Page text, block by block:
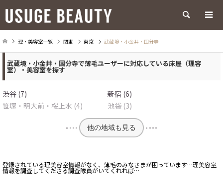
検索
理・美容室一覧 関東 東京 武蔵境・小金井・国分寺
武蔵境・小金井・国分寺で薄毛ユーザーに対応している床屋（理容
室）・美容室を探す
渋谷 (7)
新宿 (6)
笹塚・明大前・桜上水 (4)
池袋 (3)
他の地域も見る
登録されている理美容室情報がなく、薄毛のみなさまが困っています…理美容室
情報を調査してくださる調査隊員がいてくれれば…